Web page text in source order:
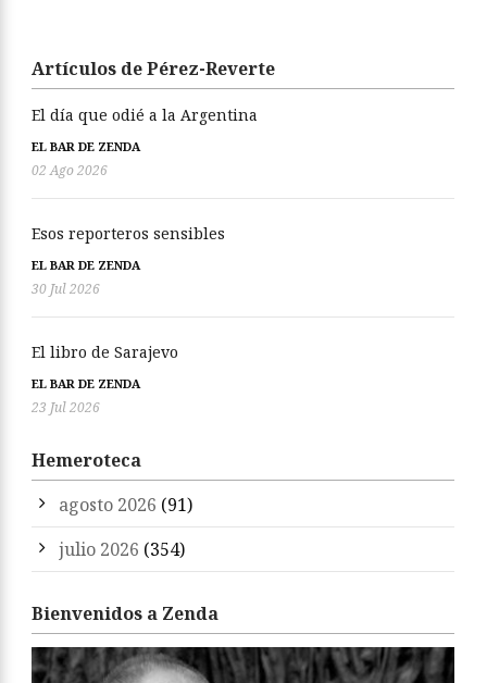
Artículos de Pérez-Reverte
El día que odié a la Argentina
EL BAR DE ZENDA
02 Ago 2026
Esos reporteros sensibles
EL BAR DE ZENDA
30 Jul 2026
El libro de Sarajevo
EL BAR DE ZENDA
23 Jul 2026
Hemeroteca
agosto 2026 (91)
julio 2026 (354)
Bienvenidos a Zenda